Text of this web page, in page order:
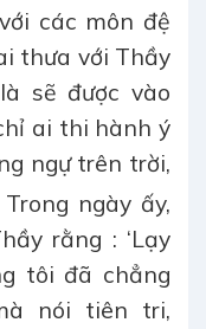
các môn đệ
thưa với Thầy
sẽ được vào
ai thi hành ý
ngự trên trời,
Trong ngày ấy,
rằng : ‘Lạy
tôi đã chẳng
nói tiên tri,